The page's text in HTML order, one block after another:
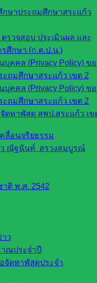
กษาประถมศึกษาสระแก้ว
รวจสอบ ประเมินผล และ
ศึกษา (ก.ต.ป.น.)
คคล (Privacy Policy) ข
ถมศึกษาสระแก้ว เขต 2
คคล (Privacy Policy) ข
ถมศึกษาสระแก้ว เขต 2
ดหาพัสดุ สพป.สระแก้ว เข
ลื่อนจริยธรรม
ว ณัฐนันท์ สรวงสมบูรณ์
ติ พ.ศ. 2542
ว
าณประจำปี
จัดหาพัสดุประจำ